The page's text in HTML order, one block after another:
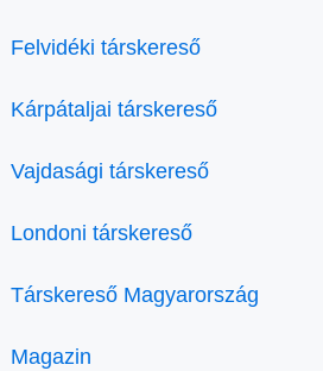
Felvidéki társkereső
Kárpátaljai társkereső
Vajdasági társkereső
Londoni társkereső
Társkereső Magyarország
Magazin